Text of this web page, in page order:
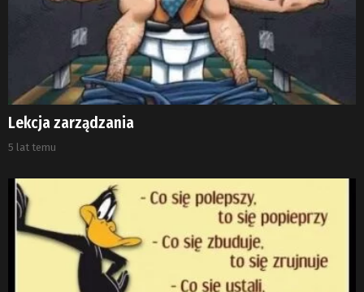
Lekcja zarządzania
5 lat temu